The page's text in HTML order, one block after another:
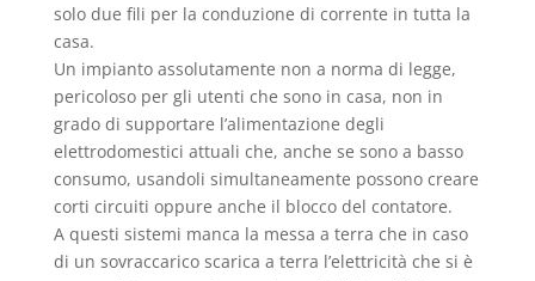
solo due fili per la conduzione di corrente in tutta la
casa.
Un impianto assolutamente non a norma di legge,
pericoloso per gli utenti che sono in casa, non in
grado di supportare l’alimentazione degli
elettrodomestici attuali che, anche se sono a basso
consumo, usandoli simultaneamente possono creare
corti circuiti oppure anche il blocco del contatore.
A questi sistemi manca la messa a terra che in caso
di un sovraccarico scarica a terra l’elettricità che si è